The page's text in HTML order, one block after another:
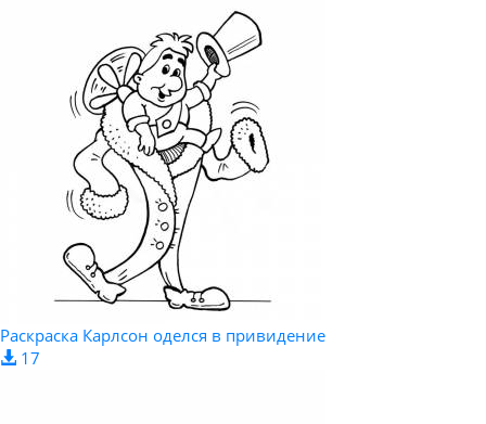
Раскраска Карлсон оделся в привидение
17